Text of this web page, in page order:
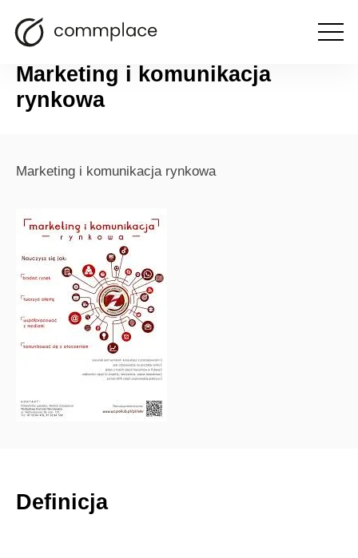
Marketing i komunikacja
rynkowa
Marketing i komunikacja rynkowa
Definicja